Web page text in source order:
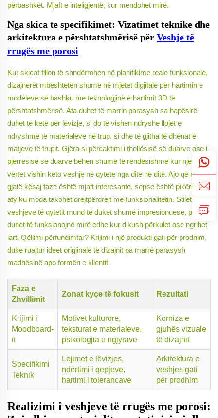
përbashkët. Mjaft e inteligjentë, kur mendohet mirë.
Nga skica te specifikimet: Vizatimet teknike dhe
arkitektura e përshtatshmërisë për Veshje të
rrugës me porosi
Kur skicat fillon të shndërrohen në planifikime reale funksionale,
dizajnerët mbështeten shumë në mjetet digjitale për hartimin e
modeleve së bashku me teknologjinë e hartimit 3D të
përshtatshmërisë. Ata duhet të marrin parasysh sa hapësirë
duhet të ketë për lëvizje, si do të vishen ndryshe llojet e
ndryshme të materialeve në trup, si dhe të gjitha të dhënat e
matjeve të trupit. Gjëra si përcaktimi i thellësisë së duarve ose i
pjerrësisë së duarve bëhen shumë të rëndësishme kur njerëzit
vërtet vishin këto veshje në qytete nga ditë në ditë. Ajo që ndodh
gjatë kësaj faze është mjaft interesante, sepse është pikërisht
aty ku moda takohet drejtpërdrejt me funksionalitetin. Stilet e
veshjeve të qytetit mund të duket shumë impresionuese, por
duhet të funksionojnë mirë edhe kur dikush përkulet ose ngrihet
lart. Qëllimi përfundimtar? Krijimi i një produkti gati për prodhim,
duke ruajtur ideet origjinale të dizajnit pa marrë parasysh
madhësinë apo formën e klientit.
Faza e
Zhvillimit
Zonat kyçe të fokusit Rezultati
Krijimi i
Moodboard-
it
Motivet kulturore,
teksturat e materialeve,
psikologjia e ngjyrave
Korniza e
gjuhës vizuale
të dizajnit
Specifikimi
Teknik
Lejimet e lëvizjes,
ndërtimi i qepjeve,
hartimi i tolerancave
Arkitektura e
veshjes gati
për prodhim
Realizimi i veshjeve të rrugës me porosi: